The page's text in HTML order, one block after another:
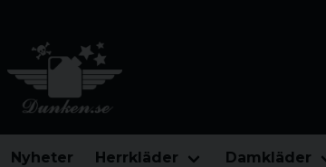
Nyheter Herrkläder Damkläder